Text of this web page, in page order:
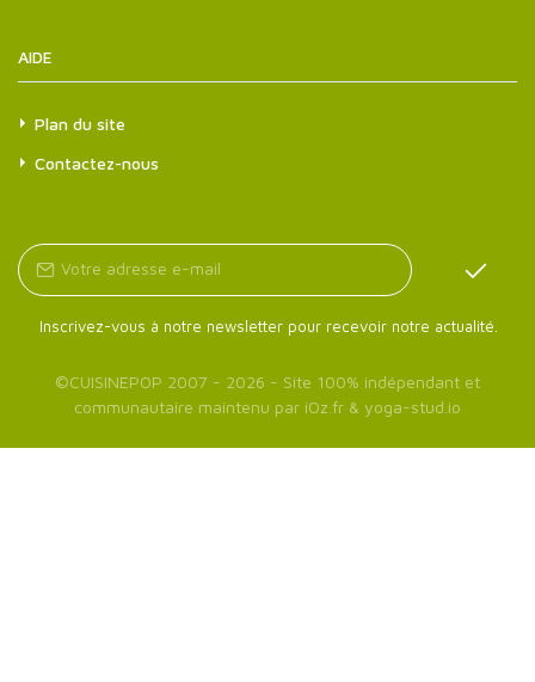
AIDE
Plan du site
Contactez-nous
Inscrivez-vous à notre newsletter pour recevoir notre actualité.
©CUISINEPOP 2007 - 2026 - Site 100% indépendant et
communautaire maintenu par iOz.fr & yoga-stud.io